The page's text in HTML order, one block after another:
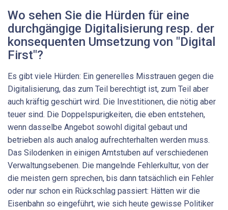
Wo sehen Sie die Hürden für eine
durchgängige Digitalisierung resp. der
konsequenten Umsetzung von "Digital
First"?
Es gibt viele Hürden: Ein generelles Misstrauen gegen die
Digitalisierung, das zum Teil berechtigt ist, zum Teil aber
auch kräftig geschürt wird. Die Investitionen, die nötig aber
teuer sind. Die Doppelspurigkeiten, die eben entstehen,
wenn dasselbe Angebot sowohl digital gebaut und
betrieben als auch analog aufrechterhalten werden muss.
Das Silodenken in einigen Amtstuben auf verschiedenen
Verwaltungsebenen. Die mangelnde Fehlerkultur, von der
die meisten gern sprechen, bis dann tatsächlich ein Fehler
oder nur schon ein Rückschlag passiert: Hätten wir die
Eisenbahn so eingeführt, wie sich heute gewisse Politiker